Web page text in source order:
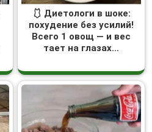
🩱 Диетологи в шоке:
похудение без усилий!
Всего 1 овощ — и вес
тает на глазах…